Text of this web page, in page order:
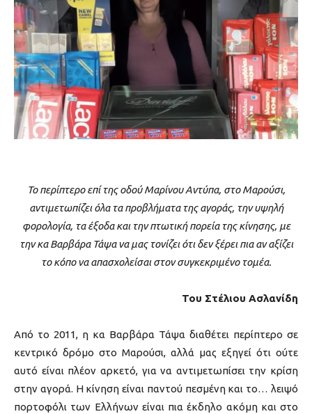
Το περίπτερο επί της οδού Μαρίνου Αντύπα, στο Μαρούσι,
αντιμετωπίζει όλα τα προβλήματα της αγοράς, την υψηλή
φορολογία, τα έξοδα και την πτωτική πορεία της κίνησης, με
την κα Βαρβάρα Τάψα να μας τονίζει ότι δεν ξέρει πια αν αξίζει
το κόπο να απασχολείσαι στον συγκεκριμένο τομέα.
Του Στέλιου Ασλανίδη
Aπό το 2011, η κα Βαρβάρα Τάψα διαθέτει περίπτερο σε
κεντρικό δρόμο στο Μαρούσι, αλλά μας εξηγεί ότι ούτε
αυτό είναι πλέον αρκετό, για να αντιμετωπίσει την κρίση
στην αγορά. Η κίνηση είναι παντού πεσμένη και το… λειψό
πορτοφόλι των Ελλήνων είναι πια έκδηλο ακόμη και στο